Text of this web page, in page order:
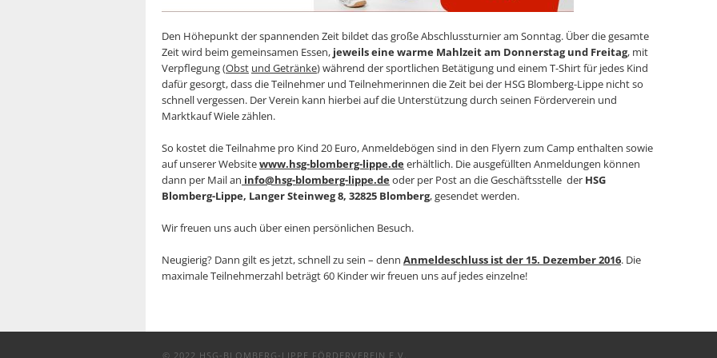
Den Höhepunkt der spannenden Zeit bildet das große Abschlussturnier am Sonntag. Über die gesamte
Zeit wird beim gemeinsamen Essen, jeweils eine warme Mahlzeit am Donnerstag und Freitag, mit
Verpflegung (Obst und Getränke) während der sportlichen Betätigung und einem T-Shirt für jedes Kind
dafür gesorgt, dass die Teilnehmer und Teilnehmerinnen die Zeit bei der HSG Blomberg-Lippe nicht so
schnell vergessen. Der Verein kann hierbei auf die Unterstützung durch seinen Förderverein und
Marktkauf Wiele zählen.
So kostet die Teilnahme pro Kind 20 Euro, Anmeldebögen sind in den Flyern zum Camp enthalten sowie
auf unserer Websitewww.hsg-blomberg-lippe.deerhältlich. Die ausgefüllten Anmeldungen können
dann per Mail an info@hsg-blomberg-lippe.deoder per Post an die Geschäftsstelle der HSG
Blomberg-Lippe, Langer Steinweg 8, 32825 Blomberg, gesendet werden.
Wir freuen uns auch über einen persönlichen Besuch.
Neugierig? Dann gilt es jetzt, schnell zu sein – denn Anmeldeschluss ist der 15. Dezember 2016. Die
maximale Teilnehmerzahl beträgt 60 Kinder wir freuen uns auf jedes einzelne!
© 2022 HSG-BLOMBERG-LIPPE FÖRDERVEREIN E.V.